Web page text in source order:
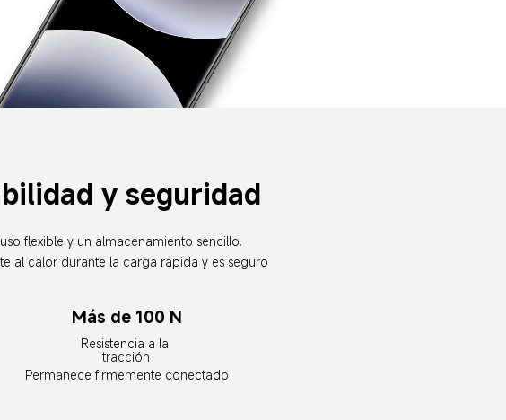
y seguridad
flexible y un almacenamiento sencillo.
al calor durante la carga rápida y es seguro
Más de 100 N
Resistencia a la
tracción
Permanece firmemente conectado